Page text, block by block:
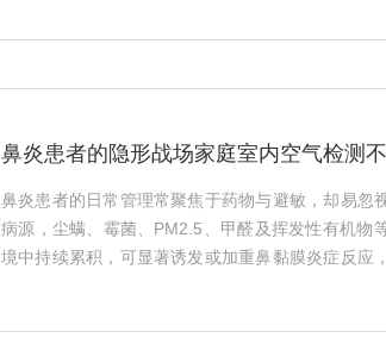
鼻炎患者的隐形战场家庭室内空气检测
鼻炎患者的日常管理常聚焦于药物与避敏，却易忽
病源，尘螨、霉菌、PM2.5、甲醛及挥发性有机物
境中持续累积，可显著诱发或加重鼻黏膜炎症反应